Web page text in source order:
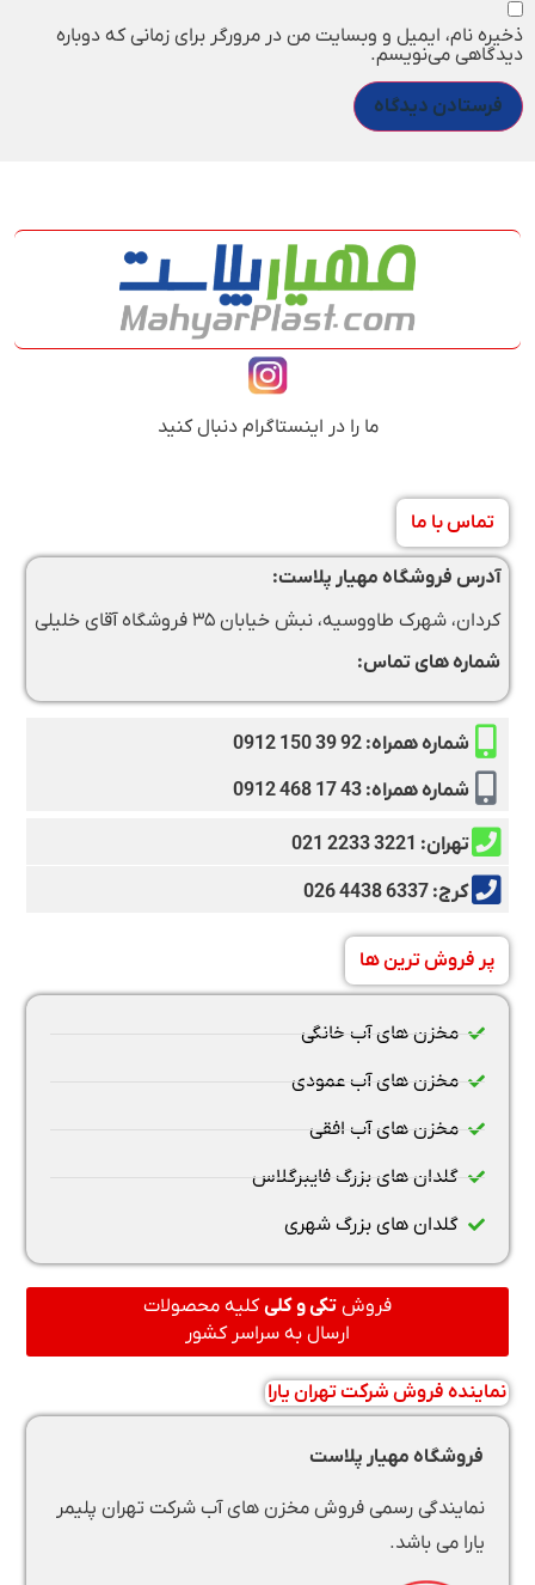
ذخیره نام، ایمیل و وبسایت من در مرورگر برای زمانی که دوباره
دیدگاهی می‌نویسم.
ما را در اینستاگرام دنبال کنید
تماس با ما
آدرس فروشگاه مهیار پلاست:
کردان، شهرک طاووسیه، نبش خیابان ۳۵ فروشگاه آقای خلیلی
شماره های تماس:
شماره همراه: 92 39 150 0912
شماره همراه: 43 17 468 0912
تهران: 3221 2233 021
کرج: 6337 4438 026
پر فروش ترین ها
مخزن های آب خانگی
مخزن های آب عمودی
مخزن های آب افقی
گلدان های بزرگ فایبرگلاس
گلدان های بزرگ شهری
فروش تکی و کلیکلیه محصولات
ارسال به سراسر کشور
نماینده فروش شرکت تهران یارا
فروشگاه مهیار پلاست
نمایندگی رسمی فروش مخزن های آب شرکت تهران پلیمر
یارا می باشد.